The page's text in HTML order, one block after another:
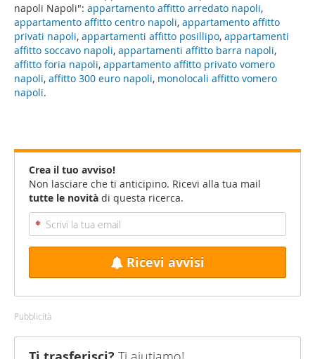
napoli Napoli": appartamento affitto arredato napoli,
appartamento affitto centro napoli, appartamento affitto
privati napoli, appartamenti affitto posillipo, appartamenti
affitto soccavo napoli, appartamenti affitto barra napoli,
affitto foria napoli, appartamento affitto privato vomero
napoli, affitto 300 euro napoli, monolocali affitto vomero
napoli.
Crea il tuo avviso!
Non lasciare che ti anticipino. Ricevi alla tua mail
tutte le novità di questa ricerca.
Ricevi avvisi
Pubblicità